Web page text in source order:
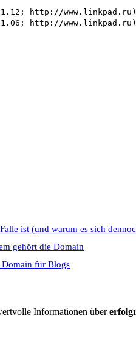
http://www.linkpad.ru)
http://www.linkpad.ru)
ist (und warum es sich
gehört die Domain
Domain für Blogs
Informationen über